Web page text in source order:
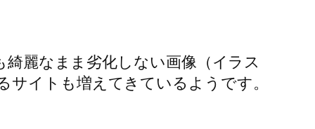
麗なまま劣化しない画像（イラス
イトも増えてきているようです。